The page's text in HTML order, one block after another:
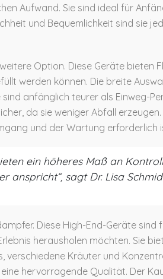
Aufwand. Sie sind ideal für
und Bequemlichkeit sind sie
Option. Diese Geräte bieten
werden können. Die breite
anfänglich teurer als Einweg-
da sie weniger Abfall
und der Wartung erforderlich
ein höheres Maß an
anspricht“, sagt Dr. Lisa
Diese High-End-Geräte sind
herausholen möchten. Sie
verschiedene Kräuter und
hervorragende Qualität. Der